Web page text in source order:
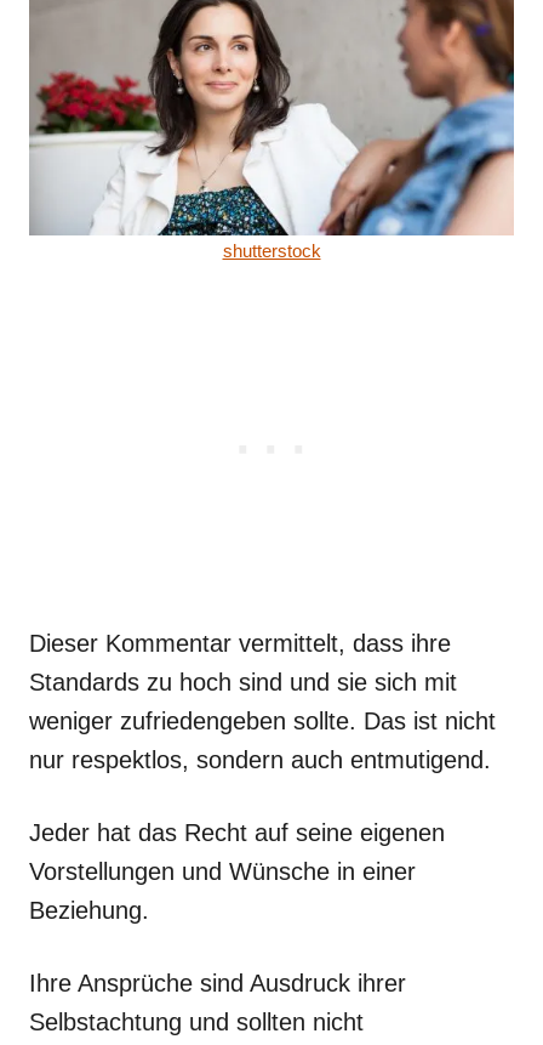
shutterstock
Dieser Kommentar vermittelt, dass ihre
Standards zu hoch sind und sie sich mit
weniger zufriedengeben sollte. Das ist nicht
nur respektlos, sondern auch entmutigend.
Jeder hat das Recht auf seine eigenen
Vorstellungen und Wünsche in einer
Beziehung.
Ihre Ansprüche sind Ausdruck ihrer
Selbstachtung und sollten nicht